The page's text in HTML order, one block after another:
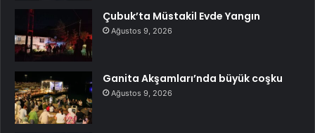
Çubuk’ta Müstakil Evde Yangın
Ağustos 9, 2026
Ganita Akşamları’nda büyük coşku
Ağustos 9, 2026